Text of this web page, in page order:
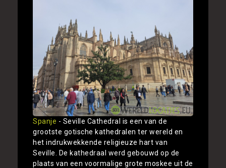
Spanje - Seville Cathedral is een van de
grootste gotische kathedralen ter wereld en
het indrukwekkende religieuze hart van
Seville. De kathedraal werd gebouwd op de
plaats van een voormalige grote moskee uit de